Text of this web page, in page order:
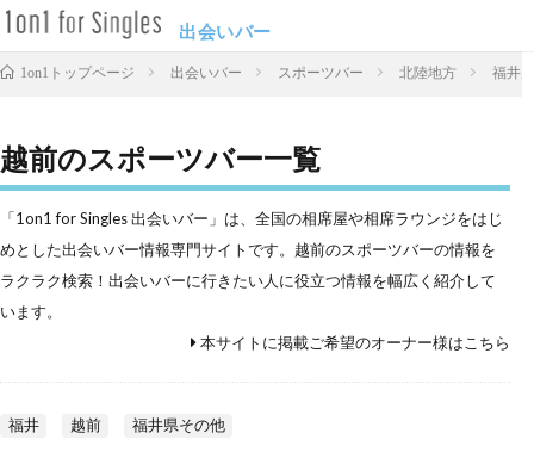
出会いバー
1on1トップページ 出会いバー スポーツバー 北陸地方 福井県
越前のスポーツバー一覧
「1on1 for Singles 出会いバー」は、全国の相席屋や相席ラウンジをはじ
めとした出会いバー情報専門サイトです。越前のスポーツバーの情報を
ラクラク検索！出会いバーに行きたい人に役立つ情報を幅広く紹介して
います。
本サイトに掲載ご希望のオーナー様はこちら
福井 越前 福井県その他